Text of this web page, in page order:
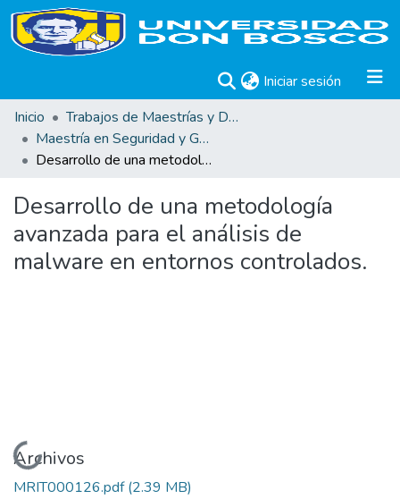
Iniciar sesión (current)
Inicio
Trabajos de Maestrías y Doctorados
Maestría en Seguridad y Gestión de Riesgos Informáticos
Desarrollo de una metodología avanzada para el análisis de malware en entornos controlados.
Desarrollo de una metodología
avanzada para el análisis de
malware en entornos controlados.
Cargando...
Archivos
MRIT000126.pdf(2.39 MB)